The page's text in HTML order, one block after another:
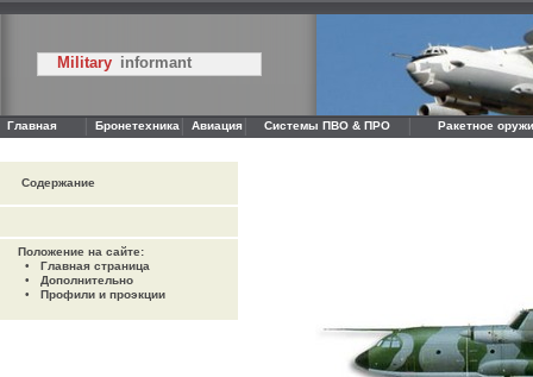
Military informant
Главная Бронетехника Авиация Системы ПВО & ПРО Ракетное
Содержание
Положение на сайте:
• Главная страница
• Дополнительно
• Профили и проэкции